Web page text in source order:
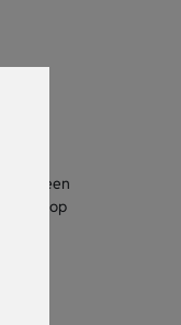
met een
zowel op